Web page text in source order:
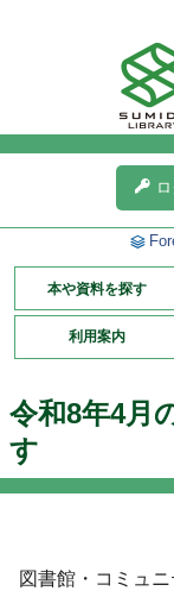
本や資料を探す
利用案内
令和8年4月
す
図書館・コミュ